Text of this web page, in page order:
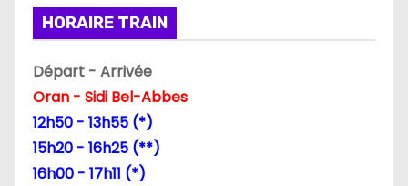
o
n
d
e
HORAIRE TRAIN
Départ - Arrivée
Oran - Sidi Bel-Abbes
12h50 - 13h55 (*)
15h20 - 16h25 (**)
16h00 - 17h11 (*)